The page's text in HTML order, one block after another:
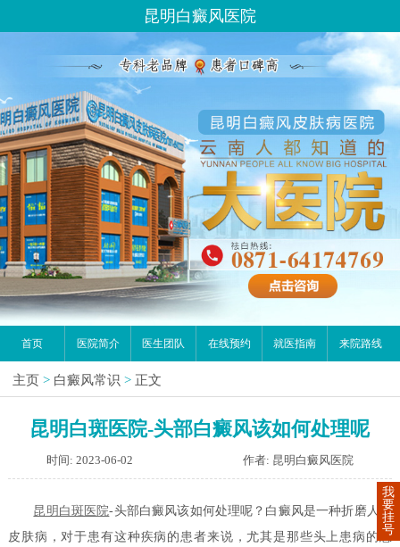
昆明白癜风医院
首页 医院简介 医生团队 在线预约 就医指南 来院路线
主页 > 白癜风常识 > 正文
昆明白斑医院-头部白癜风该如何处理呢
时间: 2023-06-02 作者: 昆明白癜风医院
昆明白斑医院-头部白癜风该如何处理呢？白癜风是一种折磨人的
皮肤病，对于患有这种疾病的患者来说，尤其是那些头上患病的患
我
要
挂
号